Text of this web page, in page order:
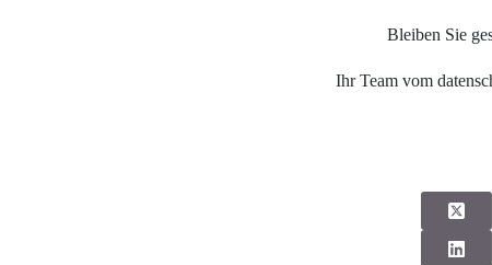
Bleiben Sie
Ihr Team vom